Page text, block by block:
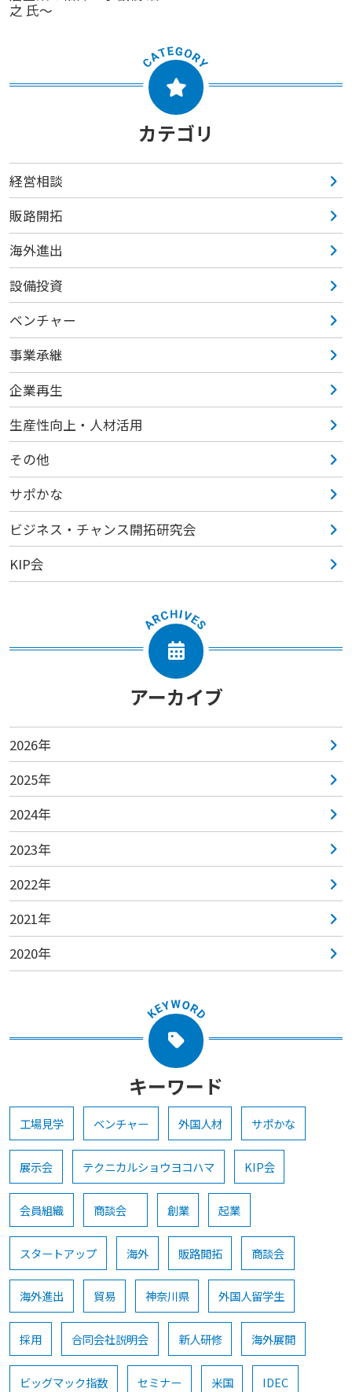
之 氏～
カテゴリ
経営相談
販路開拓
海外進出
設備投資
ベンチャー
事業承継
企業再生
生産性向上・人材活用
その他
サポかな
ビジネス・チャンス開拓研究会
KIP会
アーカイブ
2026年
2025年
2024年
2023年
2022年
2021年
2020年
キーワード
工場見学 ベンチャー 外国人材 サポかな
展示会 テクニカルショウヨコハマ KIP会
会員組織 商談会 創業 起業
スタートアップ 海外 販路開拓 商談会
海外進出 貿易 神奈川県 外国人留学生
採用 合同会社説明会 新人研修 海外展開
ビッグマック指数 セミナー 米国 IDEC